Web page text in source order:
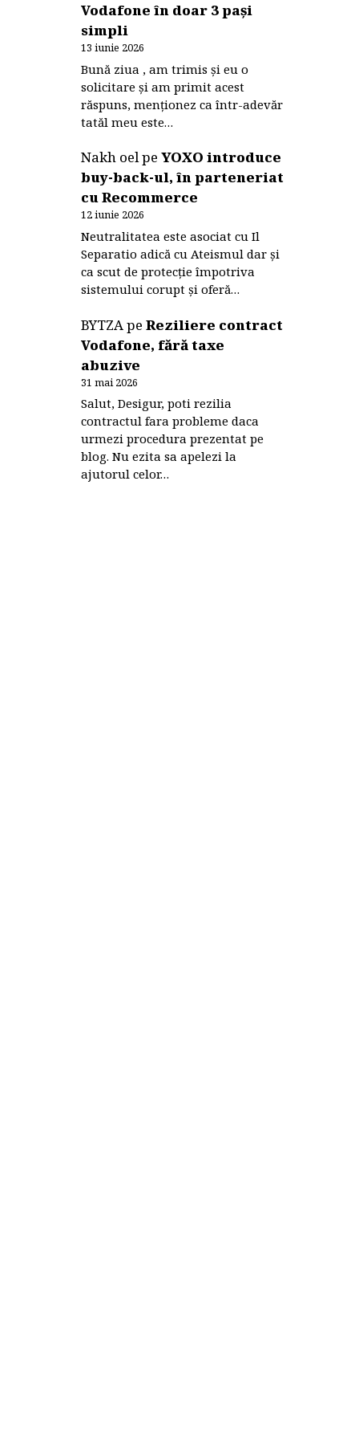
Vodafone în doar 3 pași
simpli
13 iunie 2026
Bună ziua , am trimis și eu o
solicitare și am primit acest
răspuns, menționez ca într-adevăr
tatăl meu este…
Nakh oelpeYOXO introduce
buy-back-ul, în parteneriat
cu Recommerce
12 iunie 2026
Neutralitatea este asociat cu Il
Separatio adică cu Ateismul dar și
ca scut de protecție împotriva
sistemului corupt și oferă…
BYTZApeReziliere contract
Vodafone, fără taxe
abuzive
31 mai 2026
Salut, Desigur, poti rezilia
contractul fara probleme daca
urmezi procedura prezentat pe
blog. Nu ezita sa apelezi la
ajutorul celor…